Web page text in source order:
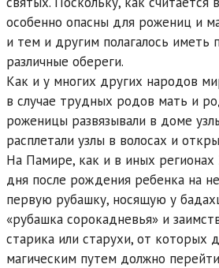
особенно опасны для рожениц и
и тем и другим полагалось иметь
различные обереги.
Как и у многих других народов
в случае трудных родов мать и
роженицы развязывали в доме
расплетали узлы в волосах и
На Памире, как и в иных регионах
дня после рождения ребенка на
первую рубашку, носящую у
«рубашка сорокадневья» и
старика или старухи, от которых
магическим путем должно